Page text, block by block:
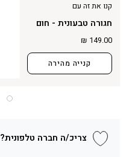
קנו את זה עם
חגורה טבעונית - חום
149.00 ₪
קנייה מהירה
צריכ/ה חברה טלפונית?